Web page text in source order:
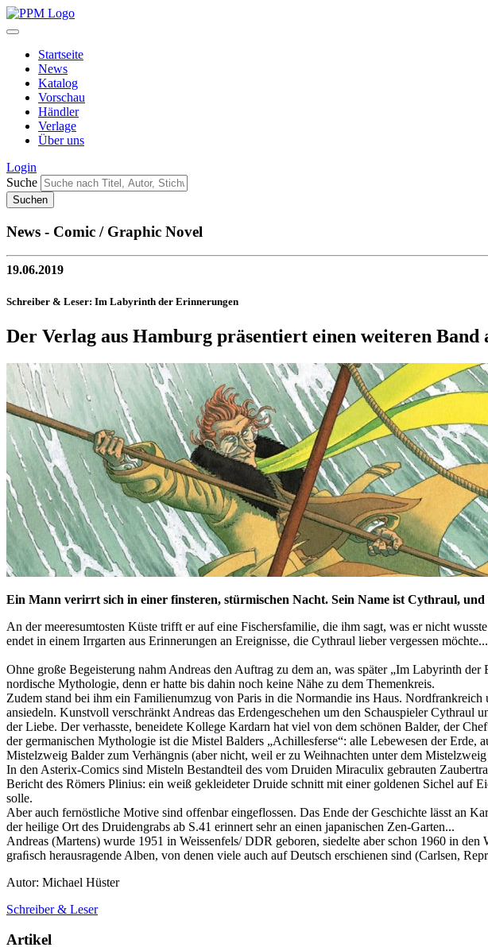
Startseite
News
Katalog
Vorschau
Händler
Verlage
Über uns
Login
Suche
News - Comic / Graphic Novel
19.06.2019
Schreiber & Leser: Im Labyrinth der Erinnerungen
Der Verlag aus Hamburg präsentiert einen weiteren Band
Ein Mann verirrt sich in einer finsteren, stürmischen Nacht. Sein Name ist Cythraul,
An der meeresumtosten Küste trifft er auf eine Fischersfamilie, die ihm sagt, was er nicht
endet in einem Irrgarten aus Erinnerungen an Ereignisse, die Cythraul lieber vergessen möchte...
Ohne große Begeisterung nahm Andreas den Auftrag zu dem an, was später „Im Labyrinth
nordische Mythologie, denn er hatte bis dahin noch keine Nähe zu dem Themenkreis.
Zudem stand bei ihm ein Familienumzug von Paris in die Normandie ins Haus.
ansiedeln. Kunstvoll verschränkt Andreas das Erdengeschehen um den Schauspieler
der Liebe. Der verhasste, beneidete Kollege Kardarn hat viel von dem schönen Balder, der
der germanischen Mythologie ist die Mistel Balders „Achillesferse“: alle Lebewesen der
Mistelzweig Balder zum Verhängnis (aber nicht, weil er zu Weihnachten unter dem Mistelzweig
In den Asterix-Comics sind Misteln Bestandteil des vom Druiden Miraculix gebrauten
Bericht des Römers Plinius: ein weiß gekleideter Druide schnitt mit einer goldenen Sichel auf
solle.
Aber auch fernöstliche Motive sind offenbar eingeflossen. Das Ende der Geschichte lässt an
der heilige Ort des Druidengrabs ab S.41 erinnert sehr an einen japanischen Zen-Garten...
Andreas (Martens) wurde 1951 in Weissenfels/ DDR geboren, siedelte aber schon 1960 in
graﬁsch herausragende Alben, von denen viele auch auf Deutsch erschienen sind (Carlsen,
Autor: Michael Hüster
Schreiber & Leser
Artikel